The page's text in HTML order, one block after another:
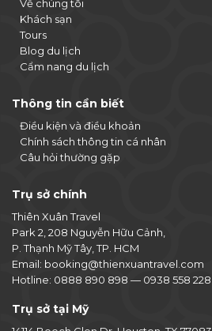
Về chúng tôi
Khách sạn
Tours
Blog du lịch
Cẩm nang du lịch
Thông tin cần biết
Điều kiện và điều khoản
Chính sách thông tin cá nhân
Câu hỏi thường gặp
Trụ sở chính
Thiên Xuân Travel
Park 2, 208 Nguyễn Hữu Cảnh,
P. Thạnh Mỹ Tây, TP. HCM
Email: booking@thienxuantravel.com
Hotline: 0888 890 898 — 0938 558 228
Trụ sở tại Mỹ